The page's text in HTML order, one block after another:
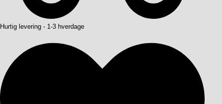
Hurtig levering - 1-3 hverdage